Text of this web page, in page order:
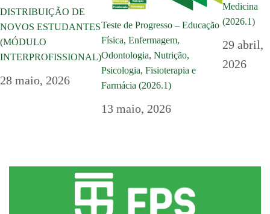
DISTRIBUIÇÃO DE
NOVOS ESTUDANTES
(MÓDULO
INTERPROFISSIONAL)
28 maio, 2026
Teste de Progresso – Educação
Física, Enfermagem,
Odontologia, Nutrição,
Psicologia, Fisioterapia e
Farmácia (2026.1)
13 maio, 2026
Medicina
(2026.1)
29 abril,
2026